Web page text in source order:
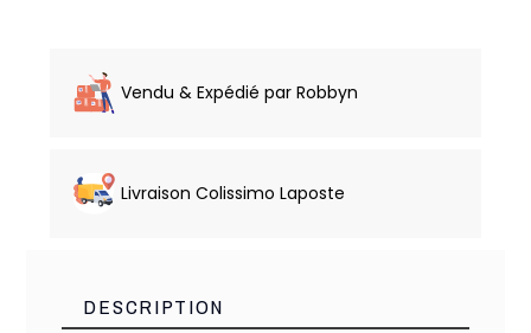
Vendu & Expédié par Robbyn
Livraison Colissimo Laposte
DESCRIPTION